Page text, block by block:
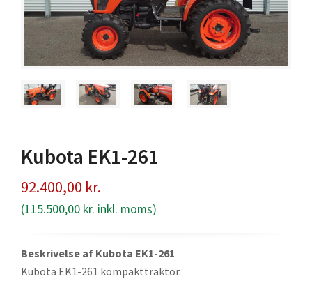
Kubota EK1-261
92.400,00 kr.
(115.500,00 kr. inkl. moms)
Beskrivelse af Kubota EK1-261
Kubota EK1-261 kompakttraktor.